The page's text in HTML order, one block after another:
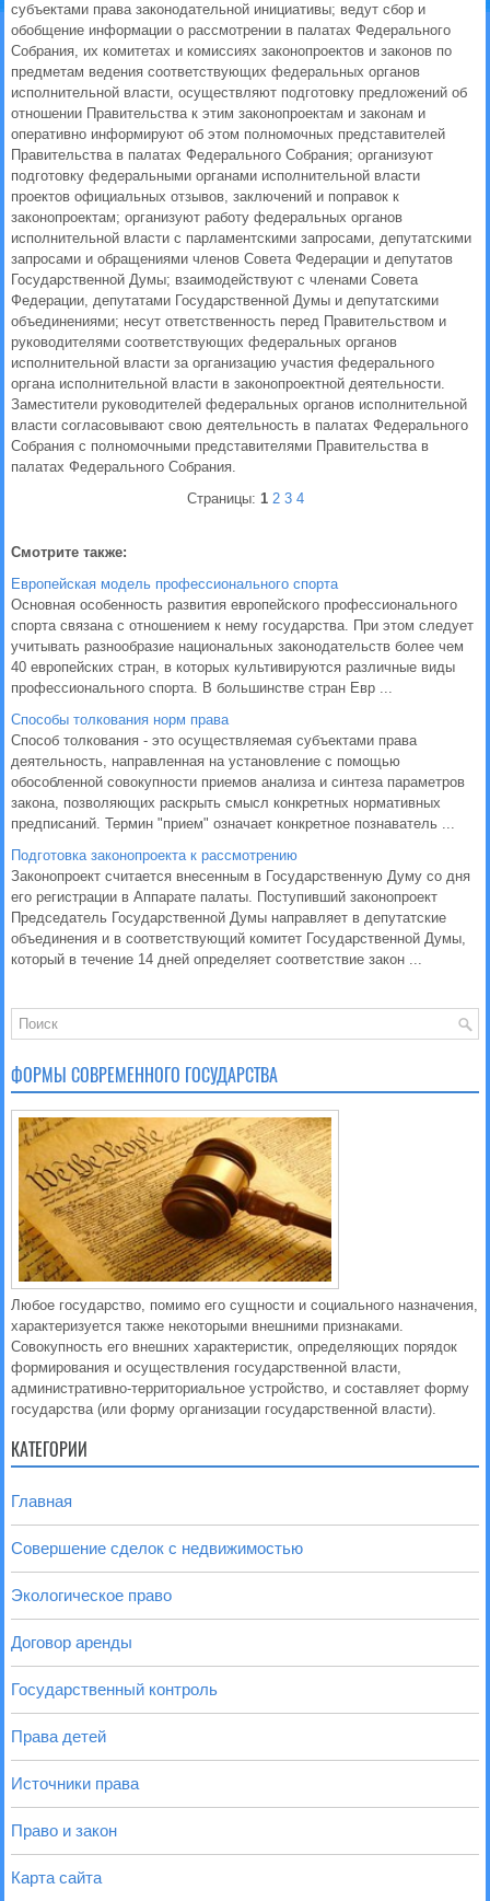
субъектами права законодательной инициативы; ведут сбор и
обобщение информации о рассмотрении в палатах Федерального
Собрания, их комитетах и комиссиях законопроектов и законов по
предметам ведения соответствующих федеральных органов
исполнительной власти, осуществляют подготовку предложений об
отношении Правительства к этим законопроектам и законам и
оперативно информируют об этом полномочных представителей
Правительства в палатах Федерального Собрания; организуют
подготовку федеральными органами исполнительной власти
проектов официальных отзывов, заключений и поправок к
законопроектам; организуют работу федеральных органов
исполнительной власти с парламентскими запросами, депутатскими
запросами и обращениями членов Совета Федерации и депутатов
Государственной Думы; взаимодействуют с членами Совета
Федерации, депутатами Государственной Думы и депутатскими
объединениями; несут ответственность перед Правительством и
руководителями соответствующих федеральных органов
исполнительной власти за организацию участия федерального
органа исполнительной власти в законопроектной деятельности.
Заместители руководителей федеральных органов исполнительной
власти согласовывают свою деятельность в палатах Федерального
Собрания с полномочными представителями Правительства в
палатах Федерального Собрания.
Страницы: 1 2 3 4
Смотрите также:
Европейская модель профессионального спорта
Основная особенность развития европейского профессионального
спорта связана с отношением к нему государства. При этом следует
учитывать разнообразие национальных законодательств более чем
40 европейских стран, в которых культивируются различные виды
профессионального спорта. В большинстве стран Евр ...
Способы толкования норм права
Способ толкования - это осуществляемая субъектами права
деятельность, направленная на установление с помощью
обособленной совокупности приемов анализа и синтеза параметров
закона, позволяющих раскрыть смысл конкретных нормативных
предписаний. Термин "прием" означает конкретное познаватель ...
Подготовка законопроекта к рассмотрению
Законопроект считается внесенным в Государственную Думу со дня
его регистрации в Аппарате палаты. Поступивший законопроект
Председатель Государственной Думы направляет в депутатские
объединения и в соответствующий комитет Государственной Думы,
который в течение 14 дней определяет соответствие закон ...
ФОРМЫ СОВРЕМЕННОГО ГОСУДАРСТВА
Любое государство, помимо его сущности и социального назначения,
характеризуется также некоторыми внешними признаками.
Совокупность его внешних характеристик, определяющих порядок
формирования и осуществления государственной власти,
административно-территориальное устройство, и составляет форму
государства (или форму организации государственной власти).
КАТЕГОРИИ
Главная
Совершение сделок с недвижимостью
Экологическое право
Договор аренды
Государственный контроль
Права детей
Источники права
Право и закон
Карта сайта